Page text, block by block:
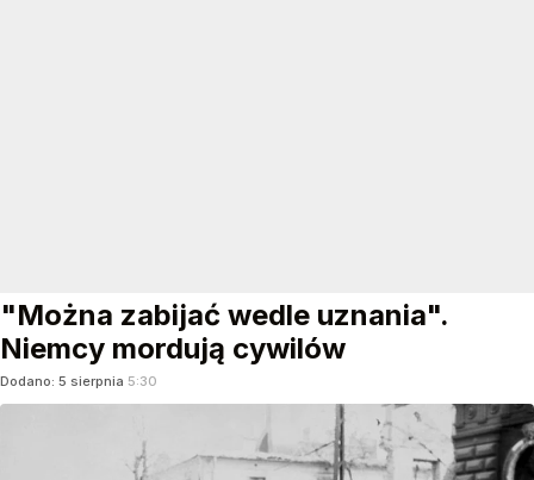
"Można zabijać wedle uznania".
Niemcy mordują cywilów
Dodano: 5 sierpnia 5:30